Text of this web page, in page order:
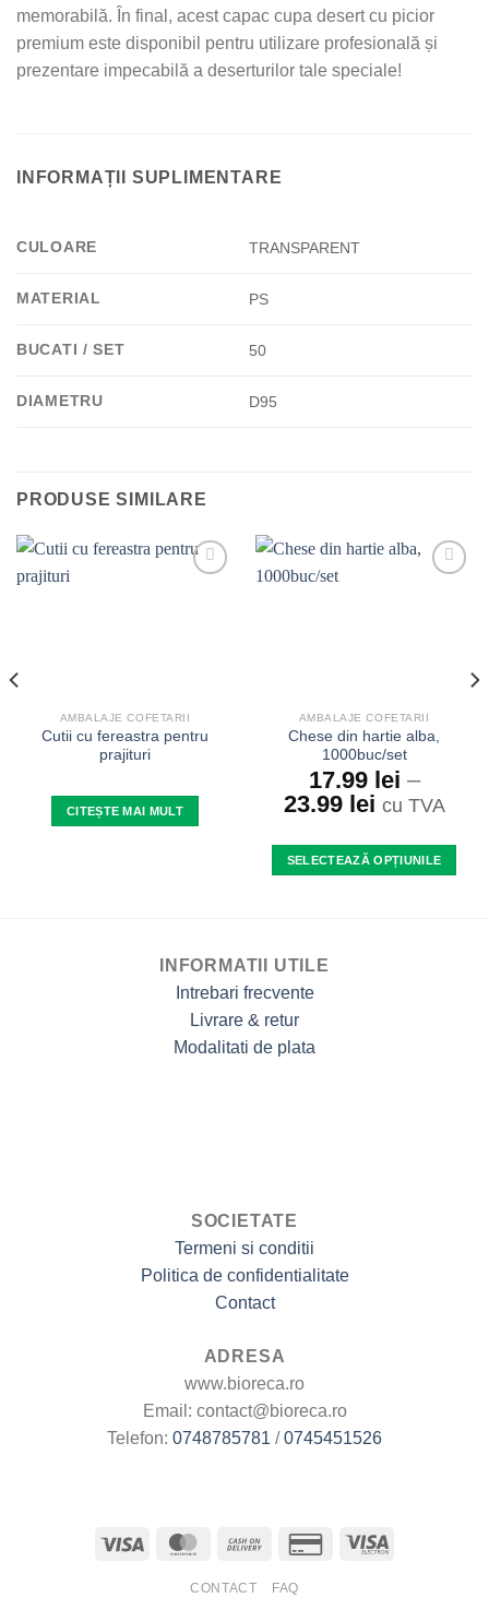
memorabilă. În final, acest capac cupa desert cu picior
premium este disponibil pentru utilizare profesională și
prezentare impecabilă a deserturilor tale speciale!
INFORMAȚII SUPLIMENTARE
CULOARE TRANSPARENT
MATERIAL PS
BUCATI / SET 50
DIAMETRU D95
PRODUSE SIMILARE
AMBALAJE COFETARII
Cutii cu fereastra pentru
prajituri
CITEȘTE MAI MULT
AMBALAJE COFETARII
Chese din hartie alba,
1000buc/set
17.99 lei –
23.99 lei cu TVA
SELECTEAZĂ OPȚIUNILE
INFORMATII UTILE
Intrebari frecvente
Livrare & retur
Modalitati de plata
SOCIETATE
Termeni si conditii
Politica de confidentialitate
Contact
ADRESA
www.bioreca.ro
Email: contact@bioreca.ro
Telefon: 0748785781 /0745451526
CONTACT FAQ